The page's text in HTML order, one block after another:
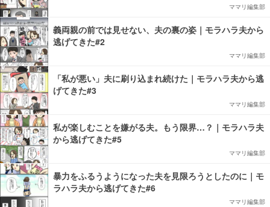
ママリ編集部
義両親の前では見せない、夫の裏の姿｜モラハラ夫から
逃げてきた#2
ママリ編集部
「私が悪い」夫に刷り込まれ続けた｜モラハラ夫から逃
げてきた#3
ママリ編集部
私が楽しむことを嫌がる夫。もう限界…？｜モラハラ夫
から逃げてきた#5
ママリ編集部
暴力をふるうようになった夫を見限ろうとしたのに｜モ
ラハラ夫から逃げてきた#6
ママリ編集部